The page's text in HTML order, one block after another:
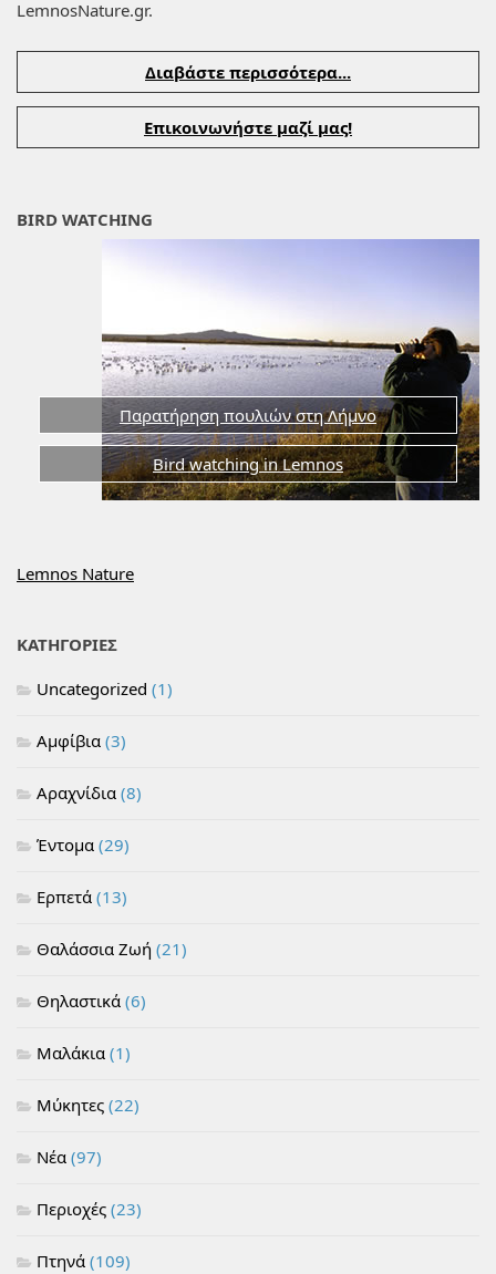
LemnosNature.gr.
Διαβάστε περισσότερα...
Επικοινωνήστε μαζί μας!
BIRD WATCHING
Παρατήρηση πουλιών στη Λήμνο
Bird watching in Lemnos
Lemnos Nature
ΚΑΤΗΓΟΡΙΕΣ
Uncategorized (1)
Αμφίβια (3)
Αραχνίδια (8)
Έντομα (29)
Ερπετά (13)
Θαλάσσια Ζωή (21)
Θηλαστικά (6)
Μαλάκια (1)
Μύκητες (22)
Νέα (97)
Περιοχές (23)
Πτηνά (109)